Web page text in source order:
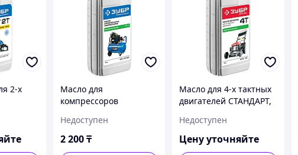
2-х
бензин-
API
Масло для
компрессоров
ЗУБР, минеральное
(ЗМК-ПС)
Недоступен
2 200₸
Масло для 4-х тактных
двигателей СТАНДАРТ,
(ЗМД-4Т-М)
Недоступен
Цену уточняйте